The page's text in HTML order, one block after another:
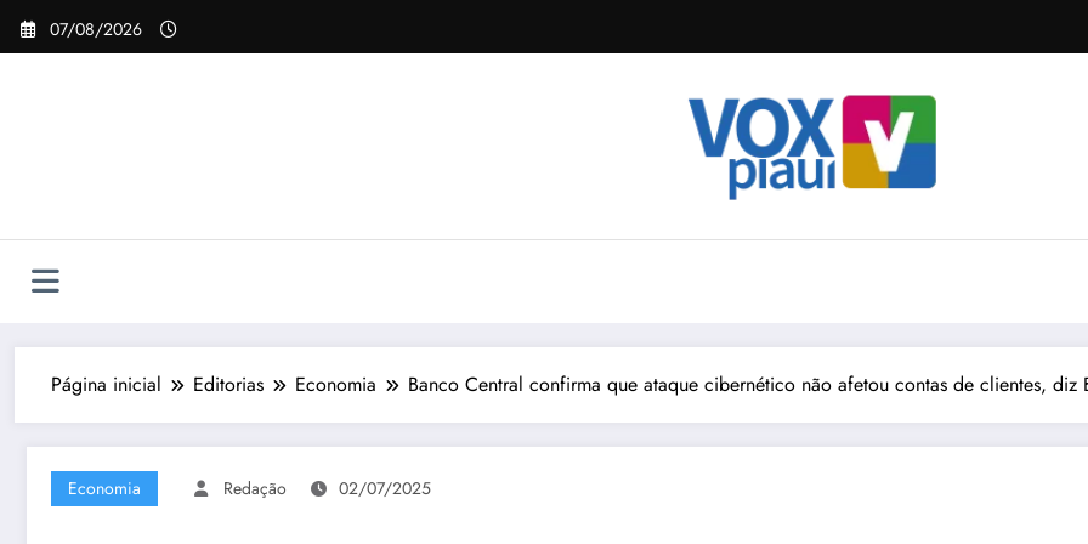
Pular
para
07/08/2026
Página inicial Editorias Economia Banco Central confirma que ataque cibernético não afetou contas de clientes, diz
Economia Redação 02/07/2025